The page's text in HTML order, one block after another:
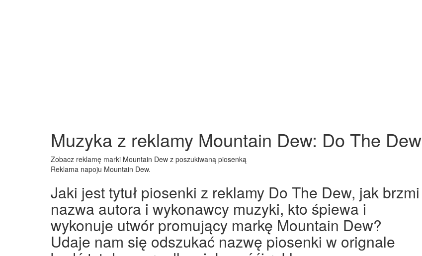
Muzyka z reklamy Mountain Dew: Do The Dew
Zobacz reklamę marki Mountain Dew z poszukiwaną piosenką
Reklama napoju Mountain Dew.
Jaki jest tytuł piosenki z reklamy Do The Dew, jak brzmi
nazwa autora i wykonawcy muzyki, kto śpiewa i
wykonuje utwór promujący markę Mountain Dew?
Udaje nam się odszukać nazwę piosenki w orignale